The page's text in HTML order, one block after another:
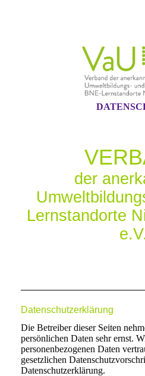
der
Lernstandorte
e.V.
Datenschutzerklärung
Die Betreiber dieser Seiten
persönlichen Daten sehr ernst.
personenbezogenen Daten
gesetzlichen
Datenschutzerklärung.